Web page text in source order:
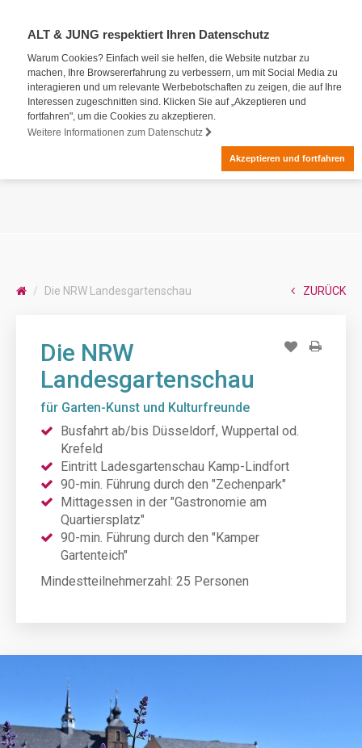
ALT & JUNG respektiert Ihren Datenschutz
Warum Cookies? Einfach weil sie helfen, die Website nutzbar zu
machen, Ihre Browsererfahrung zu verbessern, um mit Social Media zu
interagieren und um relevante Werbebotschaften zu zeigen, die auf Ihre
Interessen zugeschnitten sind. Klicken Sie auf „Akzeptieren und
fortfahren", um die Cookies zu akzeptieren.
Weitere Informationen zum Datenschutz
Akzeptieren und fortfahren
Die NRW Landesgartenschau ZURÜCK
Die NRW
Landesgartenschau
für Garten-Kunst und Kulturfreunde
Busfahrt ab/bis Düsseldorf, Wuppertal od.
Krefeld
Eintritt Ladesgartenschau Kamp-Lindfort
90-min. Führung durch den "Zechenpark"
Mittagessen in der "Gastronomie am
Quartiersplatz"
90-min. Führung durch den "Kamper
Gartenteich"
Mindestteilnehmerzahl: 25 Personen